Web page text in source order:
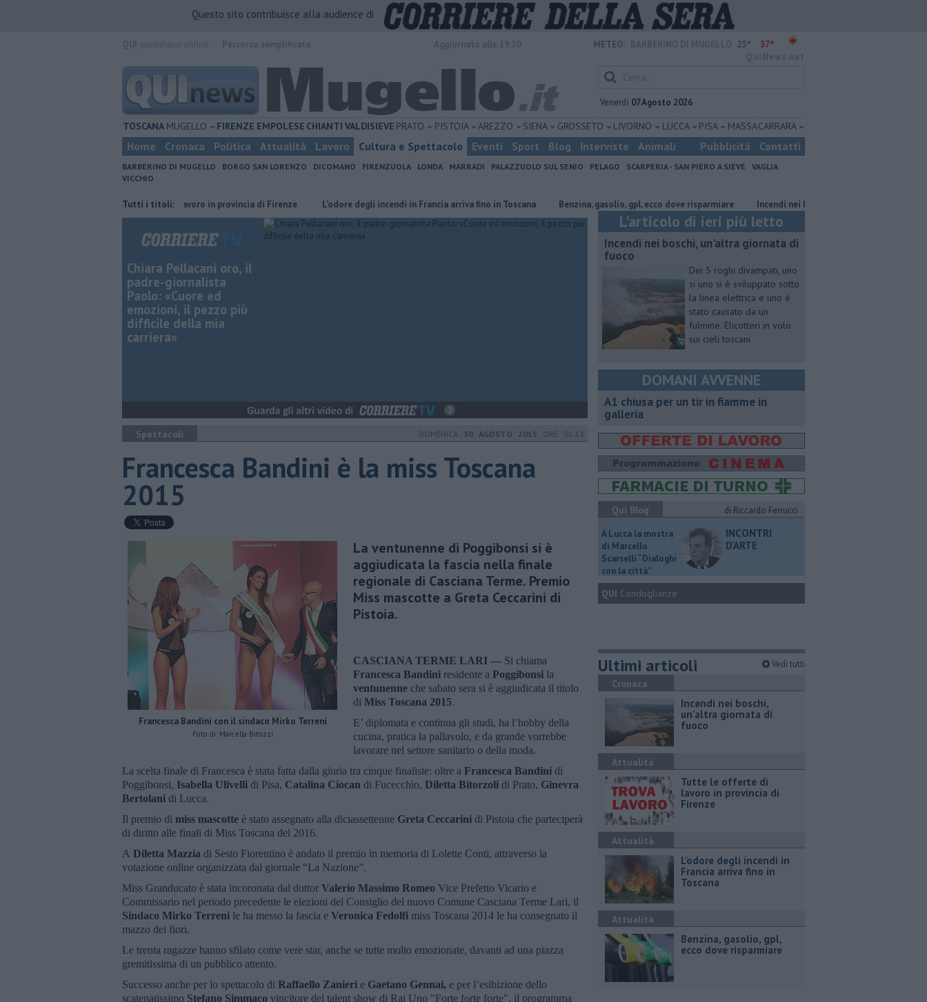
Questo sito contribuisce alla audience di
METEO: 23° 37°
Venerdì 07 Agosto 2026
TOSCANA MUGELLO FIRENZE EMPOLESE CHIANTI VALDISIEVE PRATO PISTOIA AREZZO SIENA GROSSETO LIVORNO LUCCA PISA MASSA CARRARA
Home Cronaca Politica Attualità Lavoro Cultura e Spettacolo Eventi Sport Blog Interviste Animali Pubblicità Contatti
BARBERINO DI MUGELLO BORGO SAN LORENZO DICOMANO FIRENZUOLA LONDA MARRADI PALAZZUOLO SUL SENIO PELAGO SCARPERIA - SAN PIERO A SIEVE
VAGLIA
VICCHIO
Tutti i titoli:
​Tutte le offerte di lavoro in provincia di Firenze L'odore degli incendi in Francia arriva fino in Toscana ​Benzina, gasolio, gpl, ecco dove risparmiare Incendi nei boschi, un'altra giornata di fuoco
Chiara Pellacani oro, il
padre-giornalista
Paolo: «Cuore ed
emozioni, il pezzo più
difficile della mia
carriera»
Spettacoli DOMENICA 30 AGOSTO 2015 ORE 01:51
Francesca Bandini è la miss Toscana
2015
Francesca Bandini con il sindaco Mirko Terreni
Foto di: Marcella Bitozzi
La ventunenne di Poggibonsi si è
aggiudicata la fascia nella finale
regionale di Casciana Terme. Premio
Miss mascotte a Greta Ceccarini di
Pistoia.
CASCIANA TERME LARI — Si chiama
Francesca Bandini residente a Poggibonsi la
ventunenne che sabato sera si è aggiudicata il titolo
di Miss Toscana 2015.
E’ diplomata e continua gli studi, ha l’hobby della
cucina, pratica la pallavolo, e da grande vorrebbe
lavorare nel settore sanitario o della moda.
La scelta finale di Francesca è stata fatta dalla giuria tra cinque finaliste: oltre a Francesca Bandini di
Poggibonsi, Isabella Ulivelli di Pisa, Catalina Ciocan di Fucecchio, Diletta Bitorzoli di Prato, Ginevra
Bertolani di Lucca.
Il premio di miss mascotte è stato assegnato alla diciassettenne Greta Ceccarini di Pistoia che parteciperà
di diritto alle finali di Miss Toscana del 2016.
A Diletta Mazzia di Sesto Fiorentino è andato il premio in memoria di Lolette Conti, attraverso la
votazione online organizzata dal giornale “La Nazione”.
Miss Granducato è stata incoronata dal dottor Valerio Massimo Romeo Vice Prefetto Vicario e
Commissario nel periodo precedente le elezioni del Consiglio del nuovo Comune Casciana Terme Lari, il
Sindaco Mirko Terreni le ha messo la fascia e Veronica Fedolfi miss Toscana 2014 le ha consegnato il
mazzo dei fiori.
Le trenta ragazze hanno sfilato come vere star, anche se tutte molto emozionate, davanti ad una piazza
gremitissima di un pubblico attento.
Successo anche per lo spettacolo di Raffaello Zanieri e Gaetano Gennai, e per l’esibizione dello
scatenatissimo Stefano Simmaco vincitore del talent show di Rai Uno "Forte forte forte", il programma
L'articolo di ieri più letto
Incendi nei boschi, un'altra giornata di
fuoco
Dei 5 roghi divampati, uno
si uno si è sviluppato sotto
la linea elettrica e uno è
stato causato da un
fulmine. Elicotteri in volo
sui cieli toscani
DOMANI AVVENNE
A1 chiusa per un tir in fiamme in
galleria
Qui Blog
di Riccardo Ferrucci
A Lucca la mostra
di Marcello
Scarselli “Dialoghi
con la città"
INCONTRI
D'ARTE
QUI Condoglianze
Ultimi articoli Vedi tutti
Cronaca
Incendi nei boschi,
un'altra giornata di
fuoco
Attualità
​Tutte le offerte di
lavoro in provincia di
Firenze
Attualità
L'odore degli incendi in
Francia arriva fino in
Toscana
Attualità
​Benzina, gasolio, gpl,
ecco dove risparmiare